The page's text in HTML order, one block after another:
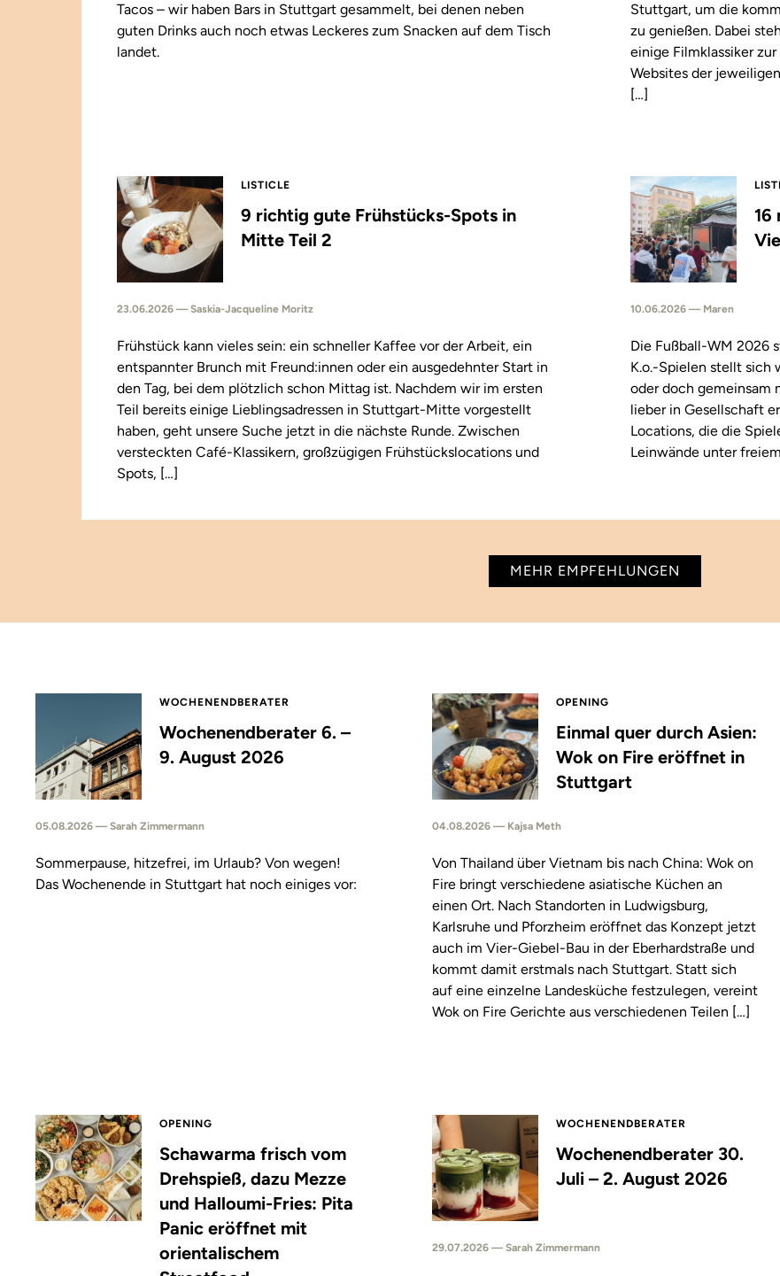
Tacos – wir haben Bars in Stuttgart gesammelt, bei denen neben
guten Drinks auch noch etwas Leckeres zum Snacken auf dem Tisch
landet.
Stuttgart, um die
zu genießen. Dabei
einige Filmklassiker
Websites der
[…]
LISTICLE
9 richtig gute Frühstücks-Spots in
Mitte Teil 2
23.06.2026 — Saskia-Jacqueline Moritz
Frühstück kann vieles sein: ein schneller Kaffee vor der Arbeit, ein
entspannter Brunch mit Freund:innen oder ein ausgedehnter Start in
den Tag, bei dem plötzlich schon Mittag ist. Nachdem wir im ersten
Teil bereits einige Lieblingsadressen in Stuttgart-Mitte vorgestellt
haben, geht unsere Suche jetzt in die nächste Runde. Zwischen
versteckten Café-Klassikern, großzügigen Frühstückslocations und
Spots, […]
16
10.06.2026 — Maren
Die Fußball-WM 2026
K.o.-Spielen stellt sich
oder doch gemeinsam
lieber in Gesellschaft
Locations, die die
Leinwände unter
MEHR EMPFEHLUNGEN
WOCHENENDBERATER
Wochenendberater 6. –
9. August 2026
05.08.2026 — Sarah Zimmermann
Sommerpause, hitzefrei, im Urlaub? Von wegen!
Das Wochenende in Stuttgart hat noch einiges vor:
OPENING
Einmal quer durch Asien:
Wok on Fire eröffnet in
Stuttgart
04.08.2026 — Kajsa Meth
Von Thailand über Vietnam bis nach China: Wok on
Fire bringt verschiedene asiatische Küchen an
einen Ort. Nach Standorten in Ludwigsburg,
Karlsruhe und Pforzheim eröffnet das Konzept jetzt
auch im Vier-Giebel-Bau in der Eberhardstraße und
kommt damit erstmals nach Stuttgart. Statt sich
auf eine einzelne Landesküche festzulegen, vereint
Wok on Fire Gerichte aus verschiedenen Teilen […]
OPENING
Schawarma frisch vom
Drehspieß, dazu Mezze
und Halloumi-Fries: Pita
Panic eröffnet mit
orientalischem
WOCHENENDBERATER
Wochenendberater 30.
Juli – 2. August 2026
29.07.2026 — Sarah Zimmermann